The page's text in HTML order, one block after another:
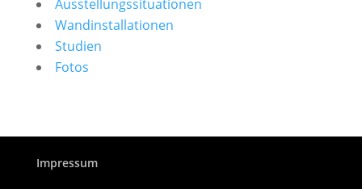
Ausstellungssituationen
Wandinstallationen
Studien
Fotos
Impressum